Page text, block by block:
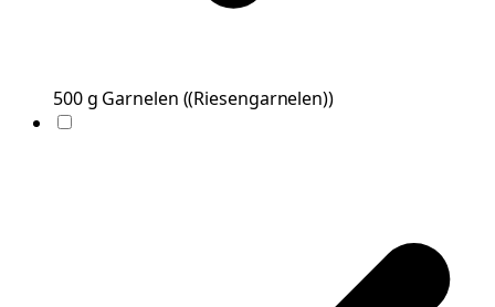
500g Garnelen ((Riesengarnelen))